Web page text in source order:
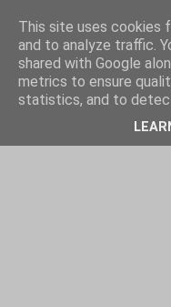
This site uses cookies
and to analyze traffic.
shared with Google
metrics to ensure
statistics, and to